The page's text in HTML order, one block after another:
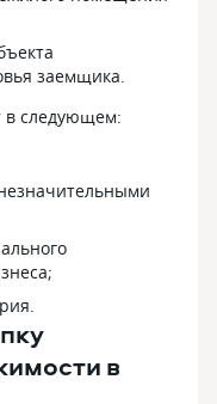
заемщика.
в следующем:
в